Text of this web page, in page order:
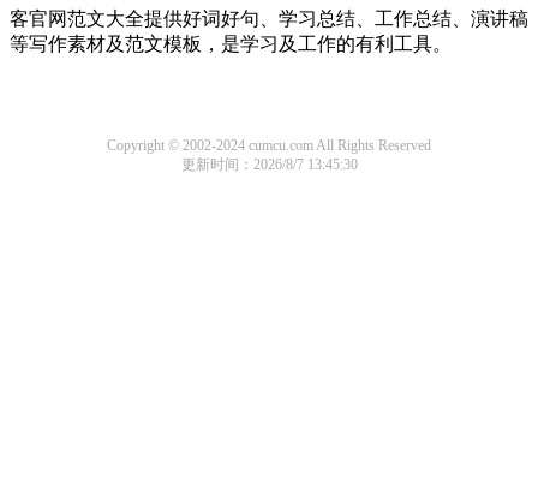
客官网范文大全提供好词好句、学习总结、工作总结、演讲稿
等写作素材及范文模板，是学习及工作的有利工具。
Copyright © 2002-2024 cumcu.com All Rights Reserved
更新时间：2026/8/7 13:45:30